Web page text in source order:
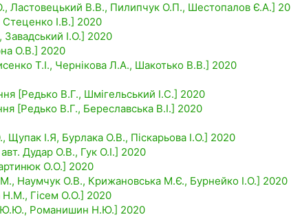
Ластовецький В.В., Пилипчук О.П., Шестопалов Є.А.]
Стеценко І.В.] 2020
І.О.] 2020
О.В.] 2020
Т.І., Чернікова Л.А., Шакотько В.В.] 2020
[Редько В.Г., Шмігельський І.С.] 2020
[Редько В.Г., Береславська В.І.] 2020
Щупак І.Я, Бурлака О.В., Піскарьова І.О.] 2020
Дудар О.В., Гук О.І.] 2020
О.О.] 2020
Наумчук О.В., Крижановська М.Є., Бурнейко І.О.] 2020
Н.М., Гісем О.О.] 2020
Ю.Ю., Романишин Н.Ю.] 2020